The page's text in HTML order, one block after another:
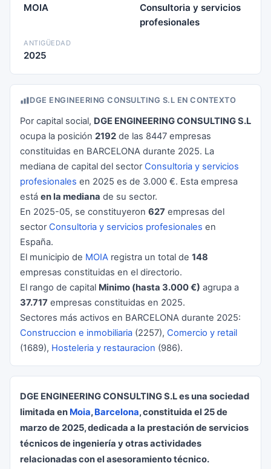
MOIA
Consultoria y servicios
profesionales
ANTIGÜEDAD
2025
DGE ENGINEERING CONSULTING S.L EN CONTEXTO
Por capital social, DGE ENGINEERING CONSULTING S.L
ocupa la posición 2192 de las 8447 empresas
constituidas en BARCELONA durante 2025. La
mediana de capital del sector Consultoria y servicios
profesionales en 2025 es de 3.000 €. Esta empresa
está en la mediana de su sector.
En 2025-05, se constituyeron 627 empresas del
sector Consultoria y servicios profesionales en
España.
El municipio de MOIA registra un total de 148
empresas constituidas en el directorio.
El rango de capital Minimo (hasta 3.000 €) agrupa a
37.717 empresas constituidas en 2025.
Sectores más activos en BARCELONA durante 2025:
Construccion e inmobiliaria (2257), Comercio y retail
(1689), Hosteleria y restauracion (986).
DGE ENGINEERING CONSULTING S.L es una sociedad
limitada en Moia,Barcelona, constituida el 25 de
marzo de 2025, dedicada a la prestación de servicios
técnicos de ingeniería y otras actividades
relacionadas con el asesoramiento técnico.